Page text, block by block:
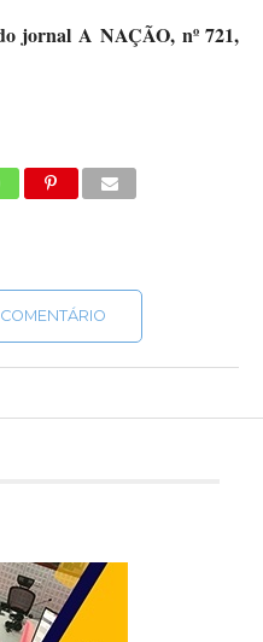
jornal A NAÇÃO, nº 721,